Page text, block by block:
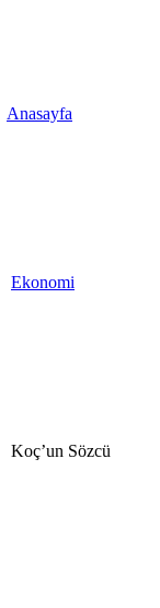
Anasayfa
Ekonomi
Koç’un Sözcü